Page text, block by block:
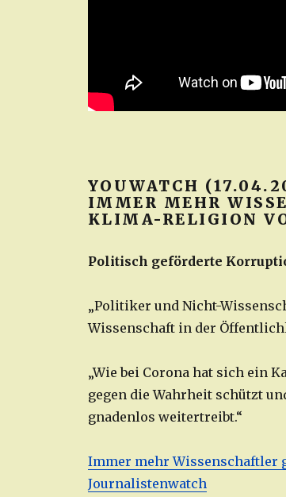
YOUWATCH
IMMER MEHR
KLIMA-RELIGION
Politisch geförderte
„Politiker und Nicht-
Wissenschaft in der
„Wie bei Corona hat sich ein
gegen die Wahrheit schützt
gnadenlos weitertreibt.“
Immer mehr Wissenschaftler
Journalistenwatch